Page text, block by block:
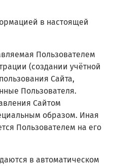
в настоящей
Пользователем
(создании учётной
Сайта,
Пользователя.
Сайтом
образом. Иная
Пользователем на его
в автоматическом